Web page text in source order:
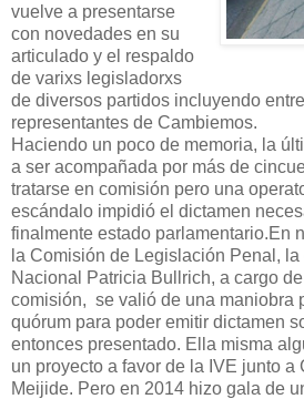
vuelve a presentarse
con novedades en su
articulado y el respaldo
de varixs legisladorxs
de diversos partidos incluyendo
representantes de Cambiemos.
Haciendo un poco de memoria, la
a ser acompañada por más de
tratarse en comisión pero una
escándalo impidió el dictamen
finalmente estado parlamentario.En
la Comisión de Legislación Penal,
Nacional Patricia Bullrich, a cargo
comisión, se valió de una maniobra
quórum para poder emitir dictamen
entonces presentado. Ella misma
un proyecto a favor de la IVE junto a
Meijide. Pero en 2014 hizo gala de